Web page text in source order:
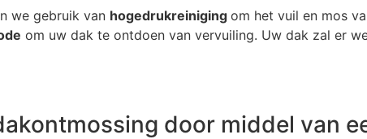
we gebruik van hogedrukreiniging om het vuil en mos
om uw dak te ontdoen van vervuiling. Uw dak zal er
door middel van